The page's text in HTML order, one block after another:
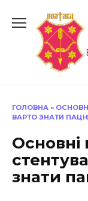
до
ГОЛОВНА »
ВАРТО ЗНАТИ
Основні
знати